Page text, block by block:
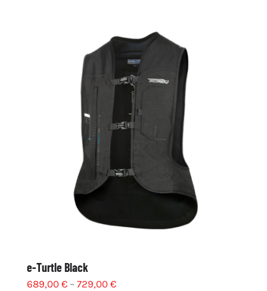
e-Turtle Black
689,00 €– 729,00 €